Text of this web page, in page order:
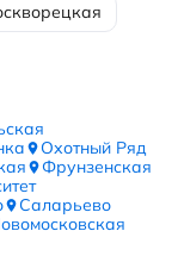
Охотный Ряд
Фрунзенская
Саларьево